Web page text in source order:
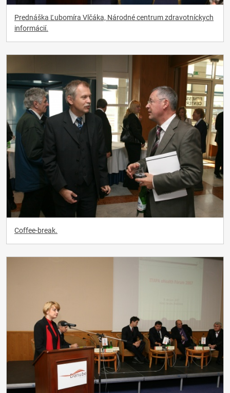
Prednáška Ľubomíra Vlčáka, Národné centrum zdravotníckych
informácií.
Coffee-break.